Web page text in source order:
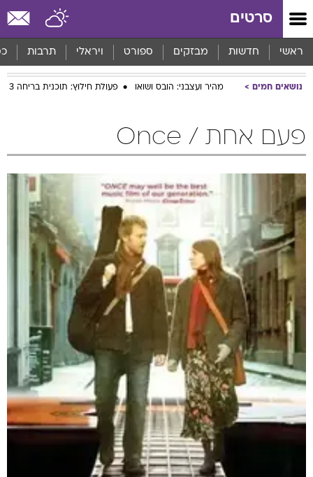
סרטים
ראשי חדשות מבזקים ספורט ויראלי תרבות
נושאים חמים מהיר ועצבני: הובס ושואו פעולת חילוץ: תוכנית בריחה 3
פעם אחת / Once